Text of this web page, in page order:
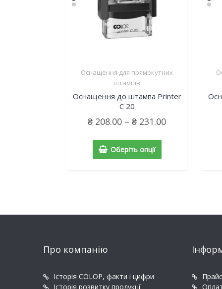
Оснащення для прямокутних
штампів
Оснащення до штампа Printer
C 20
₴ 208.00 –₴ 231.00
Оберіть опції
Про компанію
Історія COLOP, факти і цифри
Історія розвитку продукції